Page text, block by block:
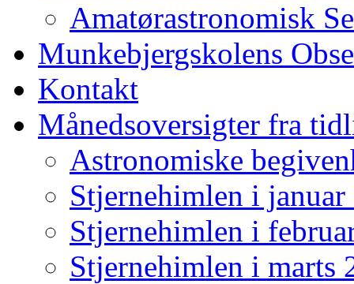
Amatørastronomisk
Munkebjergskolens
Kontakt
Månedsoversigter fra
Astronomiske
Stjernehimlen i januar
Stjernehimlen i
Stjernehimlen i marts